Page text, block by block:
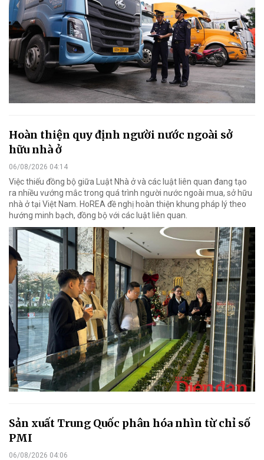
Hoàn thiện quy định người nước ngoài sở
hữu nhà ở
06/08/2026 04:14
Việc thiếu đồng bộ giữa Luật Nhà ở và các luật liên quan đang tạo
ra nhiều vướng mắc trong quá trình người nước ngoài mua, sở hữu
nhà ở tại Việt Nam. HoREA đề nghị hoàn thiện khung pháp lý theo
hướng minh bạch, đồng bộ với các luật liên quan.
Sản xuất Trung Quốc phân hóa nhìn từ chỉ số
PMI
06/08/2026 04:06